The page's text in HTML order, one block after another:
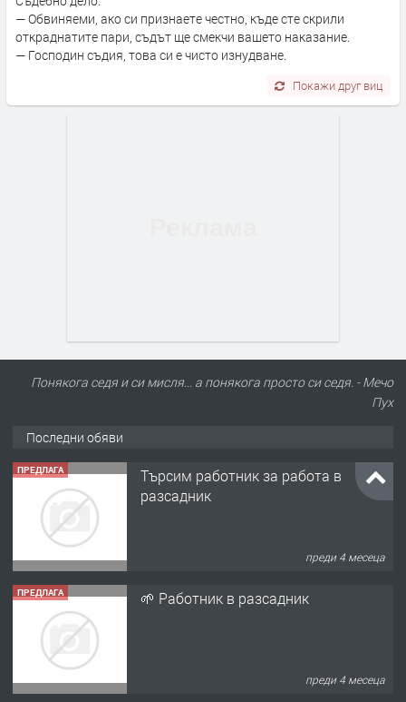
— Обвиняеми, ако си признаете честно, къде сте скрили
откраднатите пари, съдът ще смекчи вашето наказание.
— Господин съдия, това си е чисто изнудване.
Покажи друг виц
Понякога седя и си мисля... а понякога просто си седя. - Мечо
Пух
Последни обяви
ПРЕДЛАГА
Търсим работник за работа в
разсадник
преди 4 месеца
ПРЕДЛАГА 🌱 Работник в разсадник
преди 4 месеца